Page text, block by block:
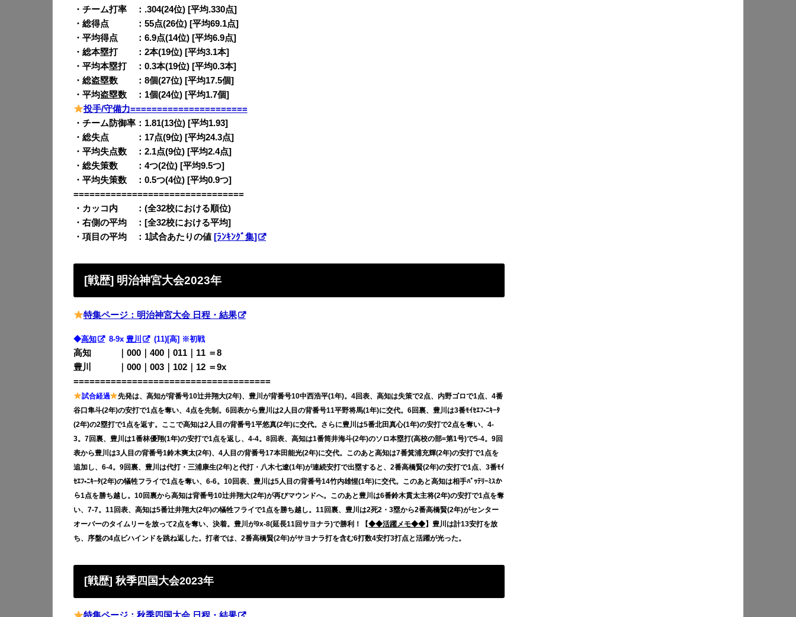
・チーム打率 ：.304(24位) [平均.330点]
・総得点 ：55点(26位) [平均69.1点]
・平均得点 ：6.9点(14位) [平均6.9点]
・総本塁打 ：2本(19位) [平均3.1本]
・平均本塁打 ：0.3本(19位) [平均0.3本]
・総盗塁数 ：8個(27位) [平均17.5個]
・平均盗塁数 ：1個(24位) [平均1.7個]
投手/守備力======================
・チーム防御率：1.81(13位) [平均1.93]
・総失点 ：17点(9位) [平均24.3点]
・平均失点数 ：2.1点(9位) [平均2.4点]
・総失策数 ：4つ(2位) [平均9.5つ]
・平均失策数 ：0.5つ(4位) [平均0.9つ]
================================
・カッコ内 ：(全32校における順位)
・右側の平均 ：[全32校における平均]
・項目の平均 ：1試合あたりの値 [ﾗﾝｷﾝｸﾞ集]
[戦歴] 明治神宮大会2023年
特集ページ：明治神宮大会 日程・結果
◆高知 8-9x 豊川 (11)[高] ※初戦
高知 ｜000｜400｜011｜11 ＝8
豊川 ｜000｜003｜102｜12 ＝9x
=====================================
試合経過
先発は、高知が背番号10辻井翔大(2年)、豊川が背番号10中西浩平(1年)。4回表、高知は失策で2点、内野ゴロで1点、4番
谷口隼斗(2年)の安打で1点を奪い、4点を先制。6回表から豊川は2人目の背番号11平野将馬(1年)に交代。6回裏、豊川は3番ﾓｲｾｴﾌ•ﾆｷｰﾀ
(2年)の2塁打で1点を返す。ここで高知は2人目の背番号1平悠真(2年)に交代。さらに豊川は5番北田真心(1年)の安打で2点を奪い、4-
3。7回裏、豊川は1番林優翔(1年)の安打で1点を返し、4-4。8回表、高知は1番筒井海斗(2年)のソロ本塁打(高校の部=第1号)で5-4。9回
表から豊川は3人目の背番号1鈴木爽太(2年)、4人目の背番号17本田能光(2年)に交代。このあと高知は7番箕浦充輝(2年)の安打で1点を
追加し、6-4。9回裏、豊川は代打・三浦康生(2年)と代打・八木七遼(1年)が連続安打で出塁すると、2番高橋賢(2年)の安打で1点、3番ﾓｲ
ｾｴﾌ•ﾆｷｰﾀ(2年)の犠牲フライで1点を奪い、6-6。10回表、豊川は5人目の背番号14竹内雄惺(1年)に交代。このあと高知は相手ﾊﾞｯﾃﾘｰﾐｽか
ら1点を勝ち越し。10回裏から高知は背番号10辻井翔大(2年)が再びマウンドへ。このあと豊川は6番鈴木貫太主将(2年)の安打で1点を奪
い、7-7。11回表、高知は5番辻井翔大(2年)の犠牲フライで1点を勝ち越し。11回裏、豊川は2死2・3塁から2番高橋賢(2年)がセンター
オーバーのタイムリーを放って2点を奪い、決着。豊川が9x-8(延長11回サヨナラ)で勝利！【◆◆活躍メモ◆◆】豊川は計13安打を放
ち、序盤の4点ビハインドを跳ね返した。打者では、2番高橋賢(2年)がサヨナラ打を含む6打数4安打3打点と活躍が光った。
[戦歴] 秋季四国大会2023年